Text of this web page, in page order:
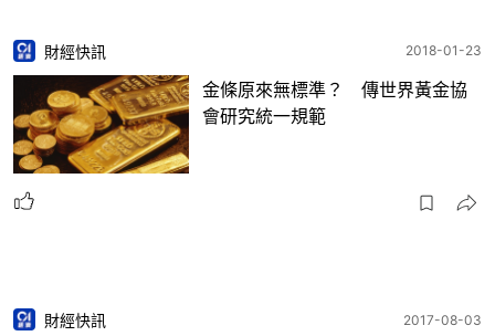
財經快訊 2018-01-23
金條原來無標準？ 傳世界黃金協
會研究統一規範
財經快訊 2017-08-03